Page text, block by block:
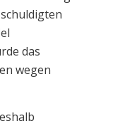
das
wegen